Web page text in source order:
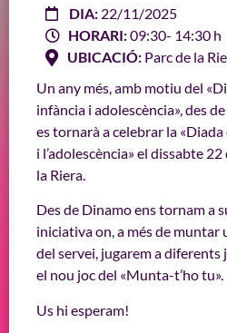
DIA: 22/11/2025
HORARI:09:30- 14:30 h
UBICACIÓ: Parc de la
Un any més, amb motiu del
infància i adolescència», des
es tornarà a celebrar la
i l’adolescència» el dissabte
la Riera.
Des de Dinamo ens tornam a
iniciativa on, a més de muntar
del servei, jugarem a diferents
el nou joc del «Munta-t’ho tu».
Us hi esperam!